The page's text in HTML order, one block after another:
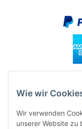
Wie wir
Wir verwenden
unserer Website zu